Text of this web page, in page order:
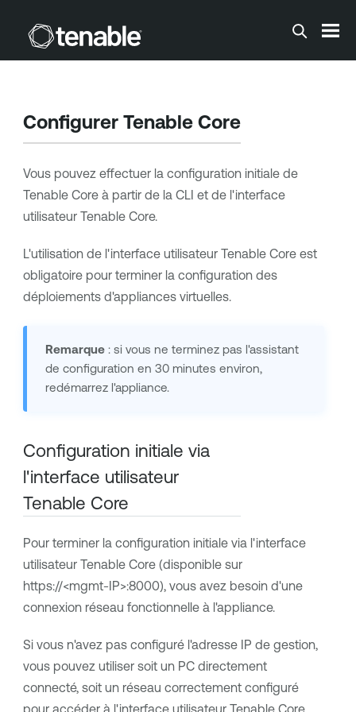
Passer au contenu principal
Configurer Tenable Core
Vous pouvez effectuer la configuration initiale de
Tenable Coreà partir de la CLI et de l'interface
utilisateur Tenable Core.
L'utilisation de l'interface utilisateur Tenable Coreest
obligatoire pour terminer la configuration des
déploiements d'appliances virtuelles.
Remarque: si vous ne terminez pas l'assistant
de configuration en 30 minutes environ,
redémarrez l'appliance.
Configuration initiale via
l'interface utilisateur
Tenable Core
Pour terminer la configuration initiale via l'interface
utilisateur Tenable Core(disponible sur
https://<mgmt-IP>:8000), vous avez besoin d'une
connexion réseau fonctionnelle à l'appliance.
Si vous n'avez pas configuré l'adresse IP de gestion,
vous pouvez utiliser soit un PC directement
connecté, soit un réseau correctement configuré